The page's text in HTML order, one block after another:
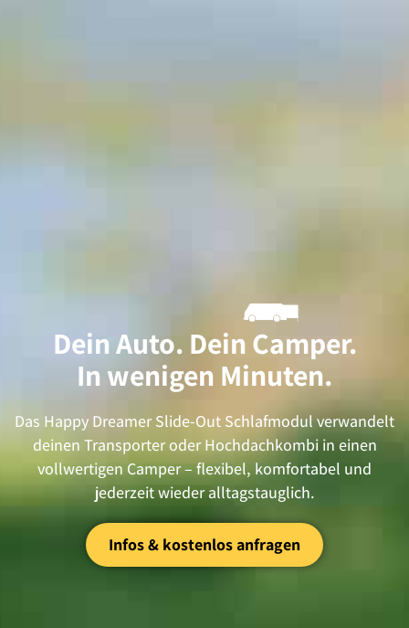
Dein Auto. Dein Camper.
In wenigen Minuten.
Das Happy Dreamer Slide-Out Schlafmodul verwandelt
deinen Transporter oder Hochdachkombi in einen
vollwertigen Camper – flexibel, komfortabel und
jederzeit wieder alltagstauglich.
Infos & kostenlos anfragen